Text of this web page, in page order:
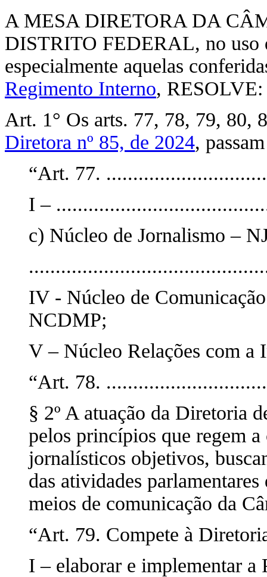
A MESA DIRETORA DA
DISTRITO FEDERAL, no uso
especialmente aquelas
Regimento Interno, RESOLVE:
Art. 1° Os arts. 77, 78, 79, 80,
Diretora nº 85, de 2024,
“Art. 77.
I –
c) Núcleo de Jornalismo –
IV - Núcleo de
NCDMP;
V – Núcleo Relações com a
“Art. 78.
§ 2º A atuação da Diretoria
pelos princípios que regem
jornalísticos objetivos,
das atividades
meios de comunicação da
“Art. 79. Compete à
I – elaborar e implementar